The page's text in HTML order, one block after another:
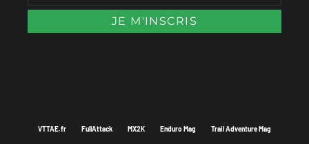
VTTAE.fr FullAttack MX2K Enduro Mag Trail Adventure Mag